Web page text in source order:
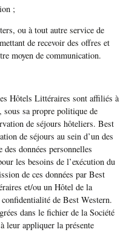
;
ou à tout autre service de
de recevoir des offres et
moyen de communication.
Hôtels Littéraires sont affiliés à
sa propre politique de
de séjours hôteliers. Best
de séjours au sein d’un des
données personnelles
les besoins de l’exécution du
de ces données par Best
et/ou un Hôtel de la
de Best Western.
dans le fichier de la Société
leur appliquer la présente